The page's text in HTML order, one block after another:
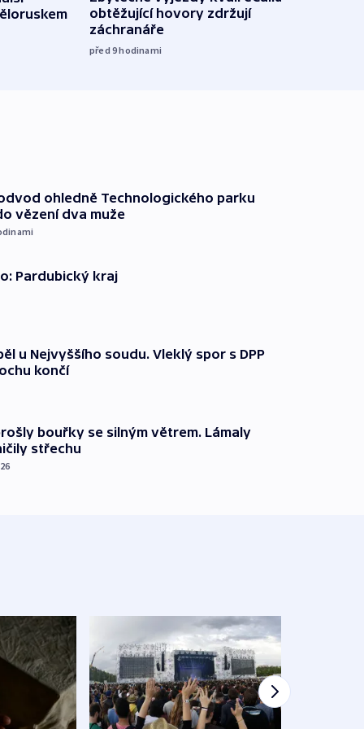
obtěžující hovory zdržují
záchranáře
před 9hodinami
ohledně Technologického parku
vězení dva muže
Pardubický kraj
u Nejvyššího soudu. Vleklý spor s DPP
končí
bouřky se silným větrem. Lámaly
střechu